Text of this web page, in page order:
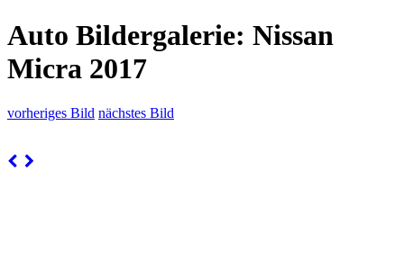
Auto Bildergalerie: Nissan
Micra 2017
vorheriges Bild nächstes Bild